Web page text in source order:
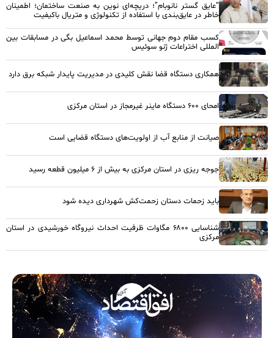
“عایق گستر نانوبام”؛ دریچه‌ای نوین به صنعت ساختمان؛ اطمینان
خاطر در عایق‌بندی با استفاده از تکنولوژی و متریال باکیفیت
کسب مقام دوم جهانی توسط محمد اسماعیل بگی در مسابقات بین
المللی اختراعات ژنو سوئیس
همکاری دستگاه قضا نقش کلیدی در مدیریت پایدار شبکه برق دارد
امحای ۶۰۰ دستگاه ماینر غیرمجاز در استان مرکزی
صیانت از منابع آب از اولویت‌های دستگاه قضایی است
جوجه ریزی در استان مرکزی به بیش از ۶ میلیون قطعه رسید
باید زحمات دستان زحمت‌کش شهرداری دیده شود
شناسایی ۶۸۰۰ مگاوات ظرفیت احداث نیروگاه خورشیدی در استان
مرکزی